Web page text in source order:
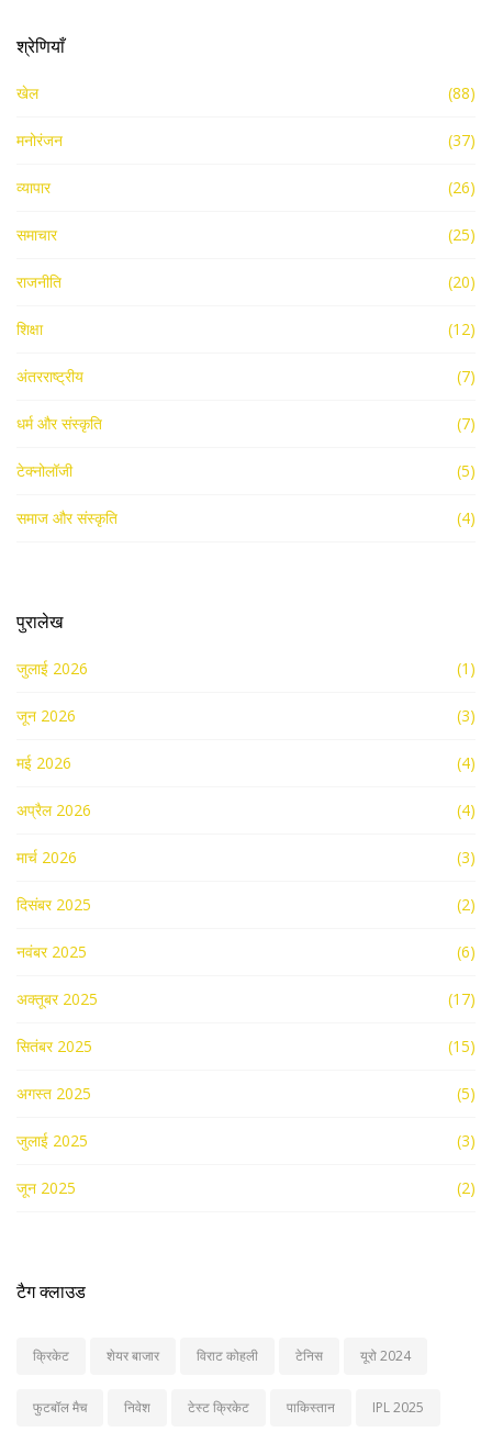
श्रेणियाँ
खेल (88)
मनोरंजन (37)
व्यापार (26)
समाचार (25)
राजनीति (20)
शिक्षा (12)
अंतरराष्ट्रीय (7)
धर्म और संस्कृति (7)
टेक्नोलॉजी (5)
समाज और संस्कृति (4)
पुरालेख
जुलाई 2026 (1)
जून 2026 (3)
मई 2026 (4)
अप्रैल 2026 (4)
मार्च 2026 (3)
दिसंबर 2025 (2)
नवंबर 2025 (6)
अक्तूबर 2025 (17)
सितंबर 2025 (15)
अगस्त 2025 (5)
जुलाई 2025 (3)
जून 2025 (2)
टैग क्लाउड
क्रिकेट शेयर बाजार विराट कोहली टेनिस यूरो 2024
फुटबॉल मैच निवेश टेस्ट क्रिकेट पाकिस्तान IPL 2025